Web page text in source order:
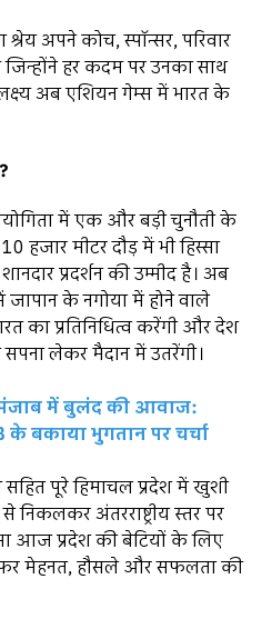
अपने कोच, स्पॉन्सर, परिवार
हर कदम पर उनका साथ
अब एशियन गेम्स में भारत के
में एक और बड़ी चुनौती के
हजार मीटर दौड़ में भी हिस्सा
प्रदर्शन की उम्मीद है। अब
जापान के नगोया में होने वाले
का प्रतिनिधित्व करेंगी और देश
लेकर मैदान में उतरेंगी।
में बुलंद की आवाज:
के बकाया भुगतान पर चर्चा
पूरे हिमाचल प्रदेश में खुशी
अंतरराष्ट्रीय स्तर पर
आज प्रदेश की बेटियों के लिए
मेहनत, हौसले और सफलता की